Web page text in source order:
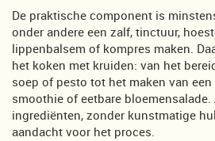
De praktische component is
onder andere een zalf, tinctuur,
lippenbalsem of kompres maken.
het koken met kruiden: van het
soep of pesto tot het maken van
smoothie of eetbare
ingrediënten, zonder kunstmatige
aandacht voor het proces.